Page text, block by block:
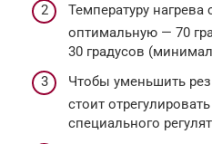
Температуру нагрева
оптимальную — 70
30 градусов
Чтобы уменьшить
стоит
специального